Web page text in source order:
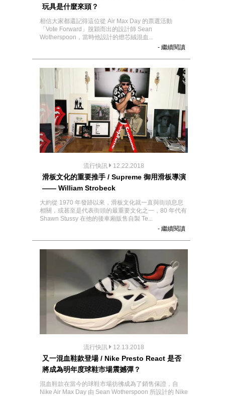
玩具是什麼來頭？
相信大家都還記得這位從 Air Max Day 的票選活動
「Vote Forward」脫穎而出的設計師 Sean
Wotherspoon，當時他設計的燈芯絨混血...
- 繼續閱讀
流行快訊 12.22.2018
滑板文化的重要推手 / Supreme 御用滑板導演
—— William Strobeck
大約從 1970 年發跡以來，滑板文化就一直與街頭息息
相關，或甚至是代表街頭的最重要文化之一，80 年代有
Shawn Stussy 在他的後車廂販售自製 Te...
- 繼續閱讀
流行快訊 12.13.2018
又一混血鞋款登場 / Nike Presto React 是否
將成為明年度球鞋市場震撼彈？
混血鞋款在當今的球鞋市場彷彿成為了銷售保證，自
Nike Air Max Day 由 Sean Wotherspoon 所設計的 Nike